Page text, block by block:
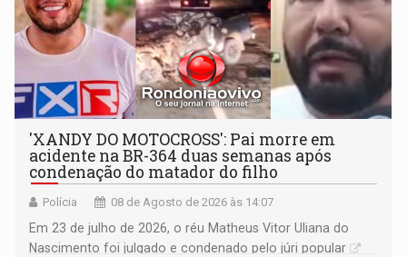
'XANDY DO MOTOCROSS': Pai morre em
acidente na BR-364 duas semanas após
condenação do matador do filho
Polícia 08 de Agosto de 2026 às 14:07
Em 23 de julho de 2026, o réu Matheus Vitor Uliana do
Nascimento foi julgado e condenado pelo júri popular